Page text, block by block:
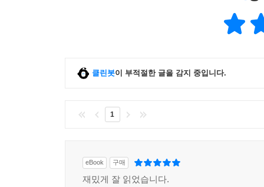
시도함으로써 오늘날의 경제와 사회를 다시 바
우리는 현대 자본주의 사회를 다시 제대로 읽어낼
클린봇이 부적절한 글을 감지 중입니다.
1
eBook 구매
재밌게 잘 읽었습니다.